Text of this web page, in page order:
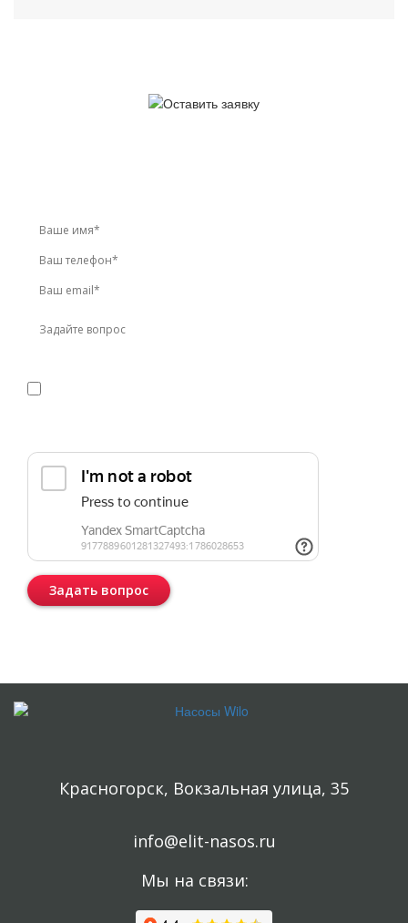
Задать вопрос
Красногорск, Вокзальная улица, 35
info@elit-nasos.ru
Мы на связи: